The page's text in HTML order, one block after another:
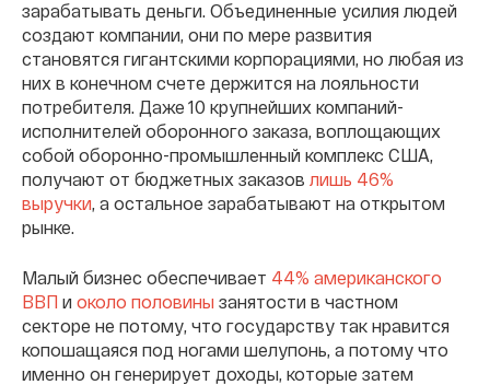
зарабатывать деньги. Объединенные усилия людей
создают компании, они по мере развития
становятся гигантскими корпорациями, но любая из
них в конечном счете держится на лояльности
потребителя. Даже 10 крупнейших компаний-
исполнителей оборонного заказа, воплощающих
собой оборонно-промышленный комплекс США,
получают от бюджетных заказов лишь 46%
выручки , а остальное зарабатывают на открытом
рынке
Малый бизнес обеспечивает 44% американского
ВВП и около половины занятости в частном
секторе не потому, что государству так нравится
копошащаяся под ногами шелупонь, а потому что
именно он генерирует доходы, которые затем